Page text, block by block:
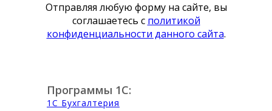
Отправляя любую форму на сайте, вы
соглашаетесь с политикой
конфиденциальности данного сайта.
Программы 1С:
1С Бухгалтерия